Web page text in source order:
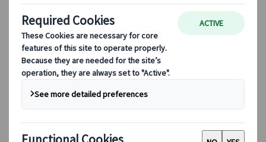
Le Japon au fil des saisons
Les incontournables du Japon
La culture japonaise
La gastronomie japonaise
Explorer le Japon en train
Questions fréquentes
Informations utiles
Règles du savoir-vivre au Japon
Conduire au Japon
Réserver avec nous
Japan Rail Pass
Hébergement
Consultation en ligne